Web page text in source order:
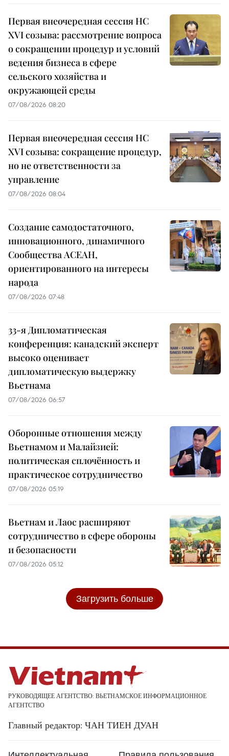
Первая внеочередная сессия НС
XVI созыва: рассмотрение вопроса
о сокращении процедур и условий
ведения бизнеса в сфере
сельского хозяйства и
окружающей среды
07/08/2026 08:20
Первая внеочередная сессия НС
XVI созыва: сокращение процедур,
но не ответственности за
управление
07/08/2026 08:04
Создание самодостаточного,
инновационного, динамичного
Сообщества АСЕАН,
ориентированного на интересы
народа
07/08/2026 07:48
33-я Дипломатическая
конференция: канадский эксперт
высоко оценивает
дипломатическую выдержку
Вьетнама
07/08/2026 06:57
Оборонные отношения между
Вьетнамом и Малайзией:
политическая сплочённость и
практическое сотрудничество
07/08/2026 05:19
Вьетнам и Лаос расширяют
сотрудничество в сфере обороны
и безопасности
07/08/2026 05:12
Загрузить больше
РУКОВОДЯЩЕЕ АГЕНТСТВО: ВЬЕТНАМСКОЕ ИНФОРМАЦИОННОЕ
АГЕНТСТВО
Главный редактор: ЧАН ТИЕН ДУАН